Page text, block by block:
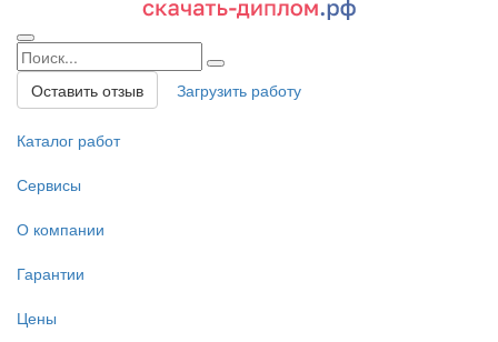
Оставить отзыв Загрузить работу
Каталог работ
Сервисы
О компании
Гарантии
Цены